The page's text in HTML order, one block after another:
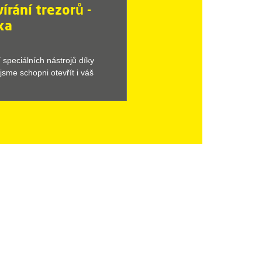
trezorů -
speciálních nástrojů díky
schopni otevřít i váš